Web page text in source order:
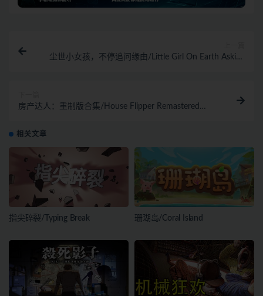
尘世小女孩，不停追问缘由/Little Girl On Earth Asking
房产达人：重制版合集/House Flipper Remastered
相关文章
指尖碎裂/Typing Break 珊瑚岛/Coral Island